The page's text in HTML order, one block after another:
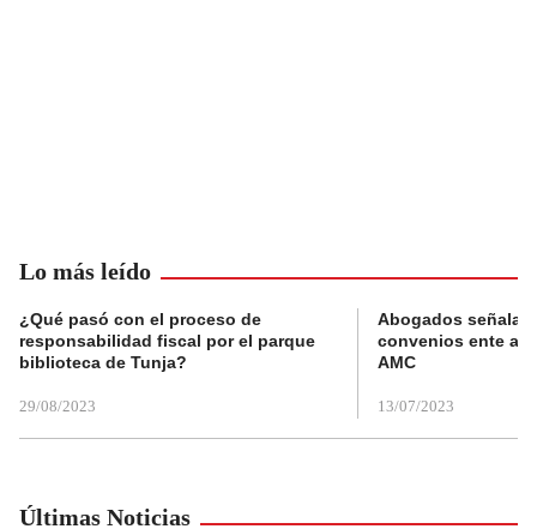
Lo más leído
¿Qué pasó con el proceso de
responsabilidad fiscal por el parque
biblioteca de Tunja?
29/08/2023
Abogados
convenios ente
AMC
13/07/2023
Últimas Noticias